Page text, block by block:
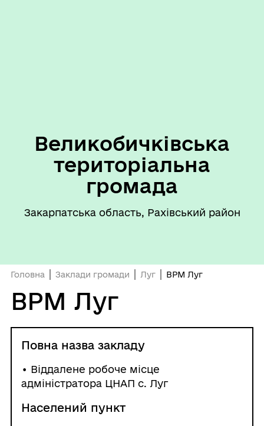
Великобичківська
територіальна
громада
Закарпатська область, Рахівський район
Головна Заклади громади Луг ВРМ Луг
ВРМ Луг
Повна назва закладу
• Віддалене робоче місце
адміністратора ЦНАП с. Луг
Населений пункт